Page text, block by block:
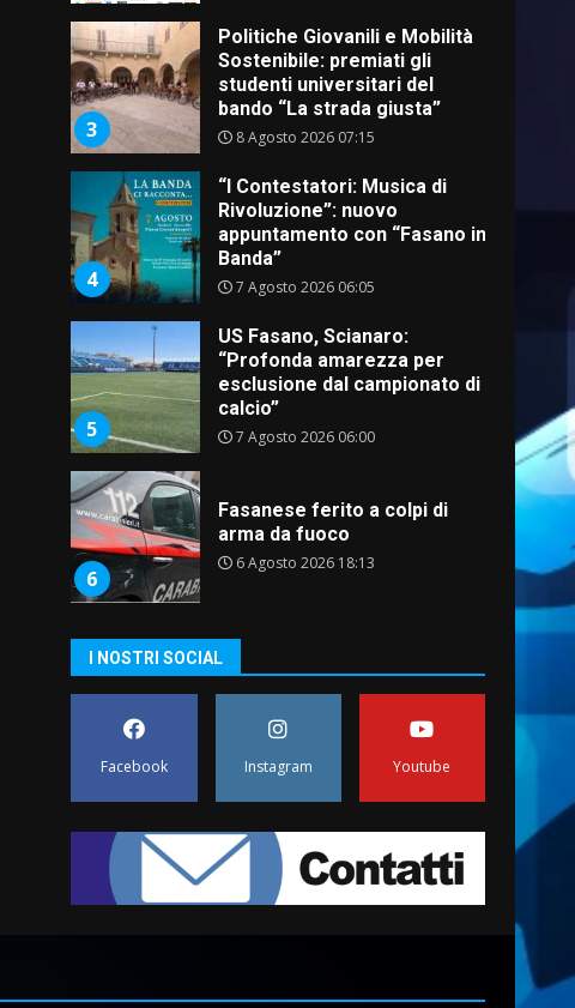
3
Politiche Giovanili e Mobilità
Sostenibile: premiati gli
studenti universitari del
bando “La strada giusta”
8 Agosto 2026 07:15
4
“I Contestatori: Musica di
Rivoluzione”: nuovo
appuntamento con “Fasano in
Banda”
7 Agosto 2026 06:05
5
US Fasano, Scianaro:
“Profonda amarezza per
esclusione dal campionato di
calcio”
7 Agosto 2026 06:00
6
Fasanese ferito a colpi di
arma da fuoco
6 Agosto 2026 18:13
Carta d’identità: continua il
piano di aperture
6 Agosto 2026 14:16
La Banda Città di Fasano apre
Savelletri
8 Agosto 2026 11:00
Uccio De Santis
I NOSTRI SOCIAL
Facebook Instagram Youtube